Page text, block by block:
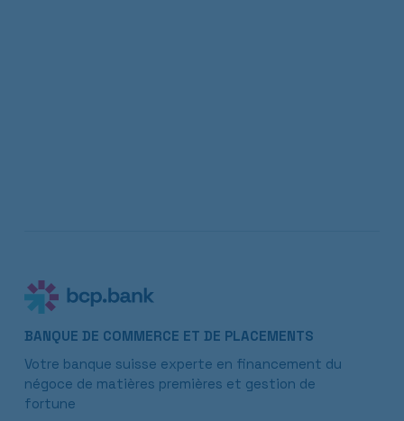
BANQUE DE COMMERCE ET DE PLACEMENTS
Votre banque suisse experte en financement du
négoce de matières premières et gestion de
fortune